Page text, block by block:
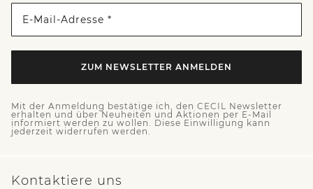
E-Mail-Adresse *
ZUM NEWSLETTER ANMELDEN
Mit der Anmeldung bestätige ich, den CECIL Newsletter
erhalten und über Neuheiten und Aktionen per E-Mail
informiert werden zu wollen. Diese Einwilligung kann
jederzeit widerrufen werden.
Kontaktiere uns